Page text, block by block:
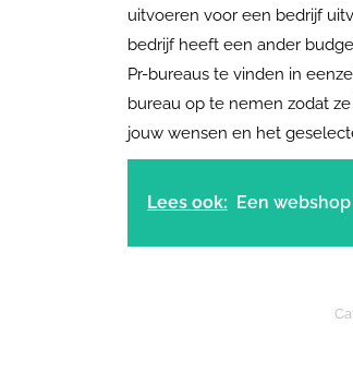
uitvoeren voor een bedrijf
bedrijf heeft een ander
Pr-bureaus te vinden in
bureau op te nemen zodat
jouw wensen en het
Lees ook: Een